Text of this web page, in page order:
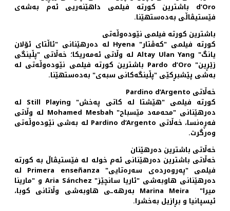
d’Oro باشترین کورته فیلمی داهێنه‌ریی ئه‌م به‌شه‌ی
فێستیڤاڵی به‌ده‌ستهێنا.
باشترین کورته فیلمی نێوده‌وڵه‌تی
کورته فیلمی "که‌ڤتار" Hyena له ده‌رهێنانی "ئاڵتای ئۆلان
یانگ" Altay Ulan Yang له وڵاتی ئه‌مه‌ریکا؛ خه‌ڵاتی "پڵینگی
زێڕین" Pardo d’Oro باشترین کورته فیلمی نێوده‌وڵه‌تی له
به‌شی پێشبڕکێی "پڵینگه‌کانی سبه‌ی" به‌ده‌ستهێنا.
خه‌ڵاتی Pardino d’Argento
کورته فیلمی "هێشتا له کاتی په‌خش" Still Playing له
ده‌رهێنانی "محه‌مه‌د مێسباح" Mohamed Mesbah له وڵاتی
فه‌ڕه‌نسا، خه‌ڵاتی Pardino d’Argento له به‌شی نێوده‌وڵه‌تی
وه‌رگرت.
خه‌ڵاتی باشترین ده‌رهێنان
خه‌ڵاتی باشترین ده‌رهێنانی ئه‌م خوله‌ له فێستیڤاڵ به کورته
فیلمی "په‌روه‌رده‌ی سه‌ره‌تایی" Primera enseñanza له
ده‌رهێنانی هاوبه‌شی "ئاریا سانچێز" Aria Sánchez و "مارینا
میرا" Marina Meira به‌رهه‌ـی هاوبه‌شی وڵاتانی کوبا،
ئیسپانیا و بڕازیل به‌خشرا.